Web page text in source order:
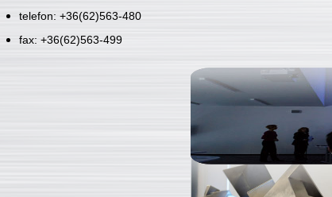
telefon: +36(62)563-480
fax: +36(62)563-499